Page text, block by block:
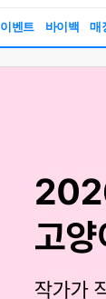
이벤트 바이백 매